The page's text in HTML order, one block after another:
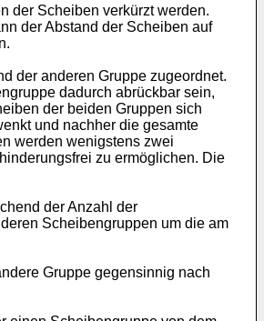
der Scheiben verkürzt werden.
der Abstand der Scheiben auf
der anderen Gruppe zugeordnet.
dadurch abrückbar sein,
der beiden Gruppen sich
und nachher die gesamte
werden wenigstens zwei
zu ermöglichen. Die
der Anzahl der
Scheibengruppen um die am
Gruppe gegensinnig nach